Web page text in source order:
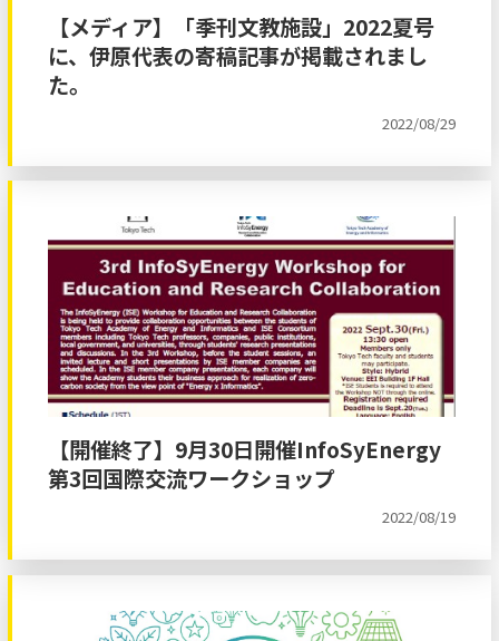
【メディア】「季刊文教施設」2022夏号
に、伊原代表の寄稿記事が掲載されまし
た。
2022/08/29
【開催終了】9月30日開催InfoSyEnergy
第3回国際交流ワークショップ
2022/08/19